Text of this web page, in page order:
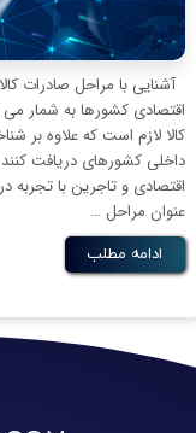
آشنایی با مراحل صادرات
اقتصادی کشورها به شمار
کالا لازم است که علاوه بر
داخلی کشورهای دریافت
اقتصادی و تاجرین با
عنوان مراحل …
ادامه مطلب